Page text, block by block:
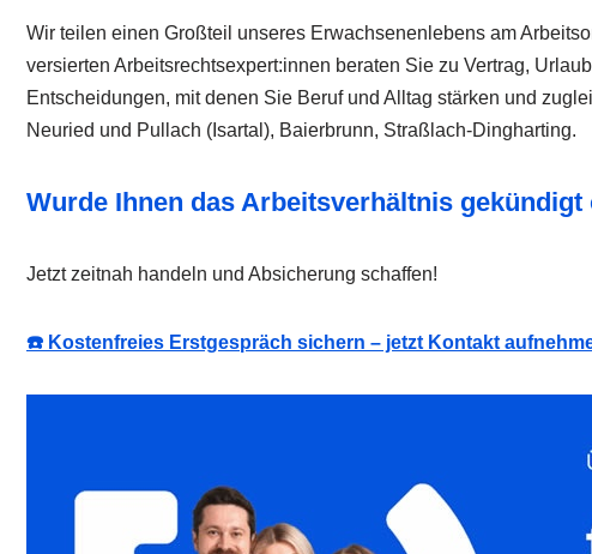
Wir teilen einen Großteil unseres Erwachsenenlebens am
versierten Arbeitsrechtsexpert:innen beraten Sie zu Vertrag,
Entscheidungen, mit denen Sie Beruf und Alltag stärken und
Neuried und Pullach (Isartal), Baierbrunn, Straßlach-Dingharting.
Wurde Ihnen das Arbeitsverhältnis
Jetzt zeitnah handeln und Absicherung schaffen!
☎️ Kostenfreies Erstgespräch sichern – jetzt Kontakt